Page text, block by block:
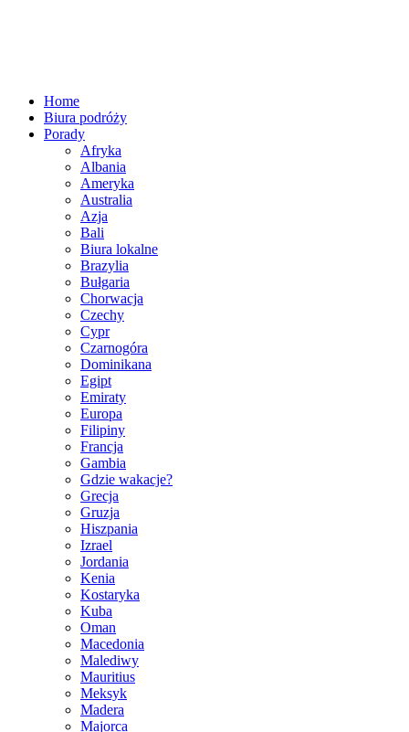
Home
Biura podróży
Porady
Afryka
Albania
Ameryka
Australia
Azja
Bali
Biura lokalne
Brazylia
Bułgaria
Chorwacja
Czechy
Cypr
Czarnogóra
Dominikana
Egipt
Emiraty
Europa
Filipiny
Francja
Gambia
Gdzie wakacje?
Grecja
Gruzja
Hiszpania
Izrael
Jordania
Kenia
Kostaryka
Kuba
Oman
Macedonia
Malediwy
Mauritius
Meksyk
Madera
Majorca